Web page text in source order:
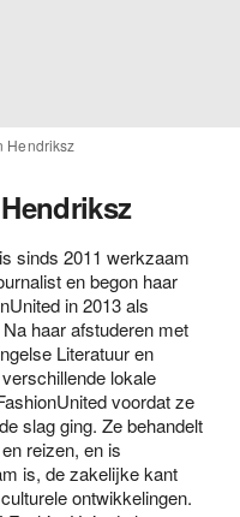
Hendriksz
sinds 2011 werkzaam
en begon haar
in 2013 als
haar afstuderen met
Literatuur en
lokale
voordat ze
slag ging. Ze behandelt
reizen, en is
is, de zakelijke kant
ontwikkelingen.